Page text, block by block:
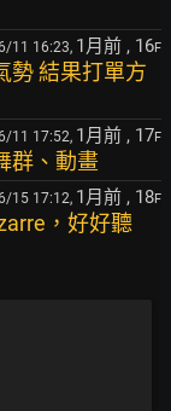
11 16:23, 1月前 , 16F
勢 結果打單方
11 17:52, 1月前 , 17F
群、動畫
15 17:12, 1月前 , 18F
，好好聽